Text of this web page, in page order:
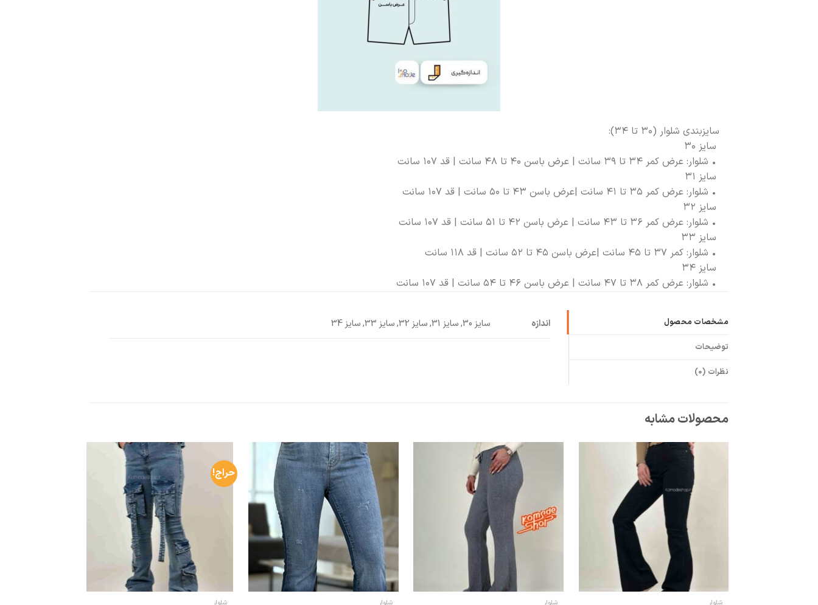
سایزبندی شلوار (۳۰ تا ۳۴):
سایز ۳۰
• شلوار: عرض کمر ۳۴ تا ۳۹ سانت | عرض باسن ۴۰ تا ۴۸ سانت | قد ۱۰۷ سانت
سایز ۳۱
• شلوار: عرض کمر ۳۵ تا ۴۱ سانت |عرض باسن ۴۳ تا ۵۰ سانت | قد ۱۰۷ سانت
سایز ۳۲
• شلوار: عرض کمر ۳۶ تا ۴۳ سانت | عرض باسن ۴۲ تا ۵۱ سانت | قد ۱۰۷ سانت
سایز ۳۳
• شلوار: کمر ۳۷ تا ۴۵ سانت |عرض باسن ۴۵ تا ۵۲ سانت | قد ۱۱۸ سانت
سایز ۳۴
• شلوار: عرض کمر ۳۸ تا ۴۷ سانت | عرض باسن ۴۶ تا ۵۴ سانت | قد ۱۰۷ سانت
مشخصات محصول
توضیحات
نظرات (0)
اندازه سایز 30, سایز 31, سایز 32, سایز 33, سایز 34
محصولات مشابه
شلوار شلوار شلوار
حراج!
شلوار